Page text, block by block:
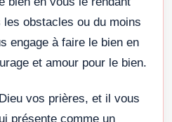
obstacles ou du moins
engage à faire le bien en
et amour pour le bien.
vos prières, et il vous
présente comme un